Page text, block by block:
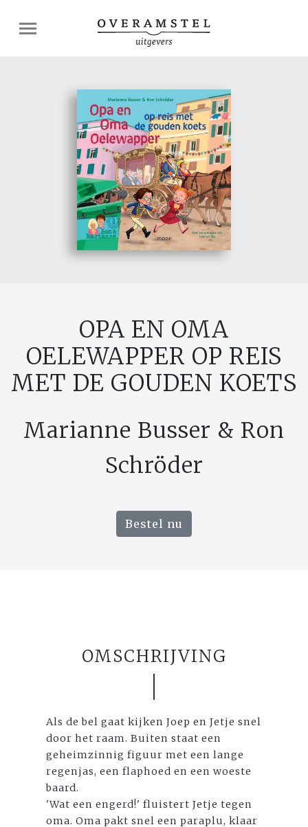
OPA EN OMA
OELEWAPPER OP REIS
MET DE GOUDEN KOETS
Marianne Busser & Ron
Schröder
Bestel nu
OMSCHRIJVING
Als de bel gaat kijken Joep en Jetje snel
door het raam. Buiten staat een
geheimzinnig figuur met een lange
regenjas, een flaphoed en een woeste
baard.
'Wat een engerd!' fluistert Jetje tegen
oma. Oma pakt snel een paraplu, klaar